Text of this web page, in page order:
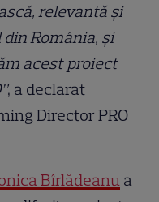
relevantă și
România, și
acest proiect
, a declarat
Director PRO
Bîrlădeanu a